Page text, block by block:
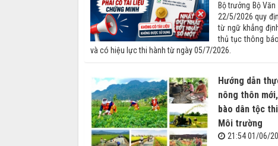
Bộ trưởng Bộ
22/5/2026 quy
từ ngữ khẳng
thủ tục thông
và có hiệu lực thi hành từ ngày 05/7/2026.
Hướng dẫn
nông thôn
bào dân tộc
Môi trường
21:54 01/06/